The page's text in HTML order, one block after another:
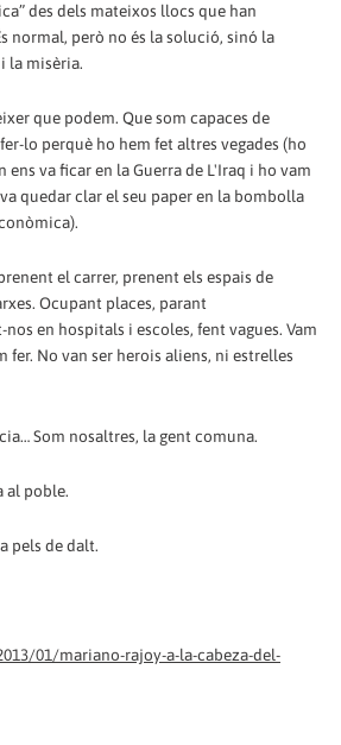
des dels mateixos llocs que han
normal, però no és la solució, sinó la
la misèria.
que podem. Que som capaces de
lo perquè ho hem fet altres vegades (ho
ens va ficar en la Guerra de L'Iraq i ho vam
quedar clar el seu paper en la bombolla
el carrer, prenent els espais de
Ocupant places, parant
en hospitals i escoles, fent vagues. Vam
fer. No van ser herois aliens, ni estrelles
Som nosaltres, la gent comuna.
al poble.
pels de dalt.
01/mariano-rajoy-a-la-cabeza-del-